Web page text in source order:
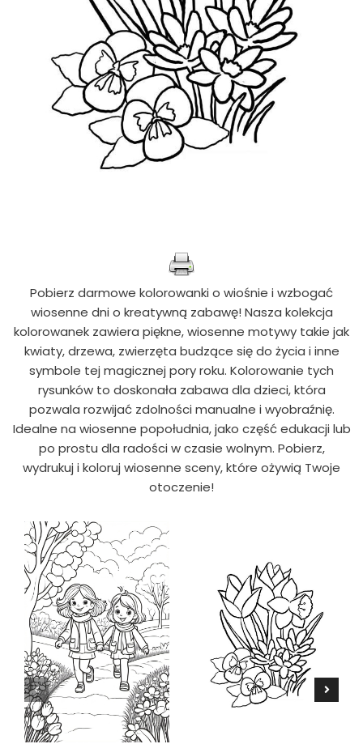
Pobierz darmowe kolorowanki o wiośnie i wzbogać
wiosenne dni o kreatywną zabawę! Nasza kolekcja
kolorowanek zawiera piękne, wiosenne motywy takie jak
kwiaty, drzewa, zwierzęta budzące się do życia i inne
symbole tej magicznej pory roku. Kolorowanie tych
rysunków to doskonała zabawa dla dzieci, która
pozwala rozwijać zdolności manualne i wyobraźnię.
Idealne na wiosenne popołudnia, jako część edukacji lub
po prostu dla radości w czasie wolnym. Pobierz,
wydrukuj i koloruj wiosenne sceny, które ożywią Twoje
otoczenie!